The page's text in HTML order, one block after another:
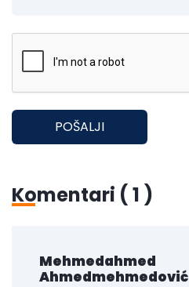
POŠALJI
Komentari (1 )
Mehmedahmed
Ahmedmehmedović